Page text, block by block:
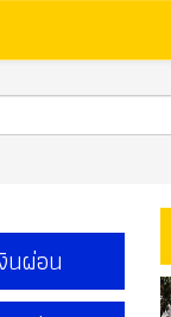
นผ่อน